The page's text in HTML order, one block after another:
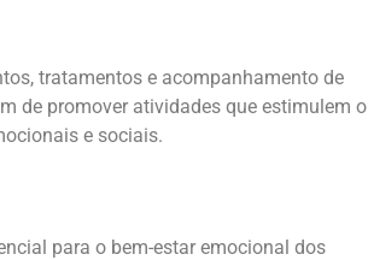
tratamentos e acompanhamento de
de promover atividades que estimulem o
e sociais.
para o bem-estar emocional dos